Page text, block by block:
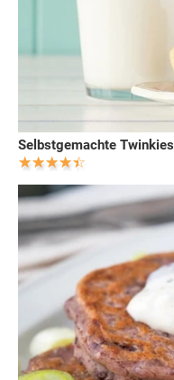
Selbstgemachte Twinkies